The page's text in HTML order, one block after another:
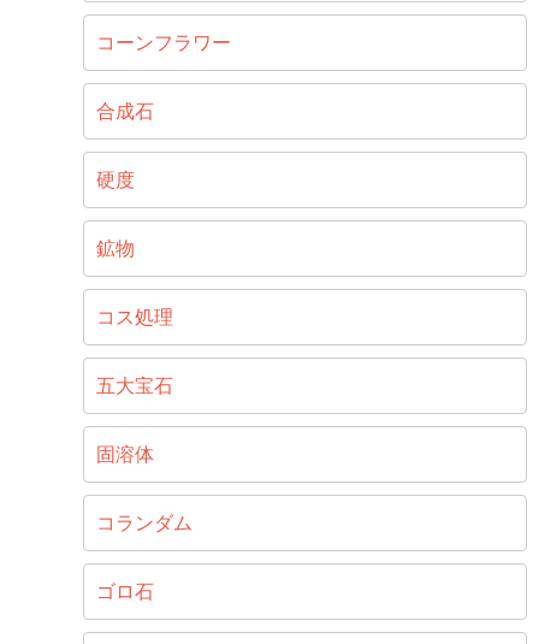
コーンフラワー
合成石
硬度
鉱物
コス処理
五大宝石
固溶体
コランダム
ゴロ石